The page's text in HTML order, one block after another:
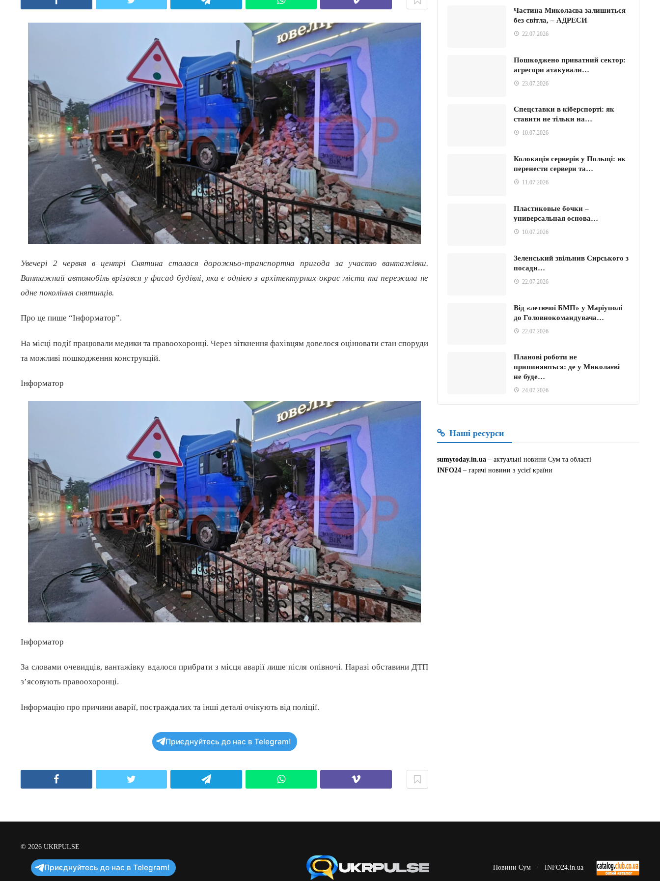
Увечері 2 червня в центрі Снятина сталася дорожньо-транспортна пригода за участю вантажівки.
Вантажний автомобіль врізався у фасад будівлі, яка є однією з архітектурних окрас міста та пережила не
одне покоління снятинців.
Про це пише “Інформатор”.
На місці події працювали медики та правоохоронці. Через зіткнення фахівцям довелося оцінювати стан споруди
та можливі пошкодження конструкцій.
Інформатор
Інформатор
За словами очевидців, вантажівку вдалося прибрати з місця аварії лише після опівночі. Наразі обставини ДТП
з’ясовують правоохоронці.
Інформацію про причини аварії, постраждалих та інші деталі очікують від поліції.
Приєднуйтесь до нас в Telegram!
Частина Миколаєва залишиться
без світла, – АДРЕСИ
22.07.2026
Пошкоджено приватний сектор:
агресори атакували…
23.07.2026
Спецставки в кіберспорті: як
ставити не тільки на…
10.07.2026
Колокація серверів у Польщі: як
перенести сервери та…
11.07.2026
Пластиковые бочки –
универсальная основа…
10.07.2026
Зеленський звільнив Сирського з
посади…
22.07.2026
Від «летючої БМП» у Маріуполі
до Головнокомандувача…
22.07.2026
Планові роботи не
припиняються: де у Миколаєві
не буде…
24.07.2026
Наші ресурси
sumytoday.in.ua – актуальні новини Сум та області
INFO24 – гарячі новини з усієї країни
© 2026 UKRPULSE
Приєднуйтесь до нас в Telegram! Новини Сум INFO24.in.ua